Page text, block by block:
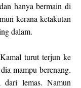
hanya bermain di
kerana ketakutan
dalam.
turut terjun ke
mampu berenang.
dari lemas. Namun